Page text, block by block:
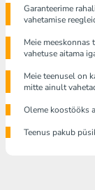
Garanteerime
vahetamise
Meie
vahetuse aitama
Meie teenusel on
mitte ainult
Oleme koostööks
Teenus pakub